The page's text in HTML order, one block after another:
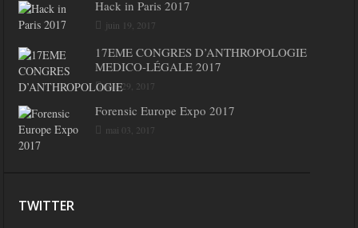
Hack in Paris 2017
juin 19, 2017
17EME CONGRES D’ANTHROPOLOGIE
MEDICO-LÉGALE 2017
mai 29, 2017
Forensic Europe Expo 2017
mai 03, 2017
TWITTER